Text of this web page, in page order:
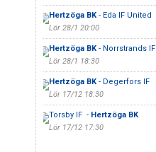
Hertzöga BK- Eda IF United
Lör 28/1 20:00
Hertzöga BK- Norrstrands IF
Lör 28/1 18:30
Hertzöga BK- Degerfors IF
Lör 17/12 18:30
Torsby IF - Hertzöga BK
Lör 17/12 17:30